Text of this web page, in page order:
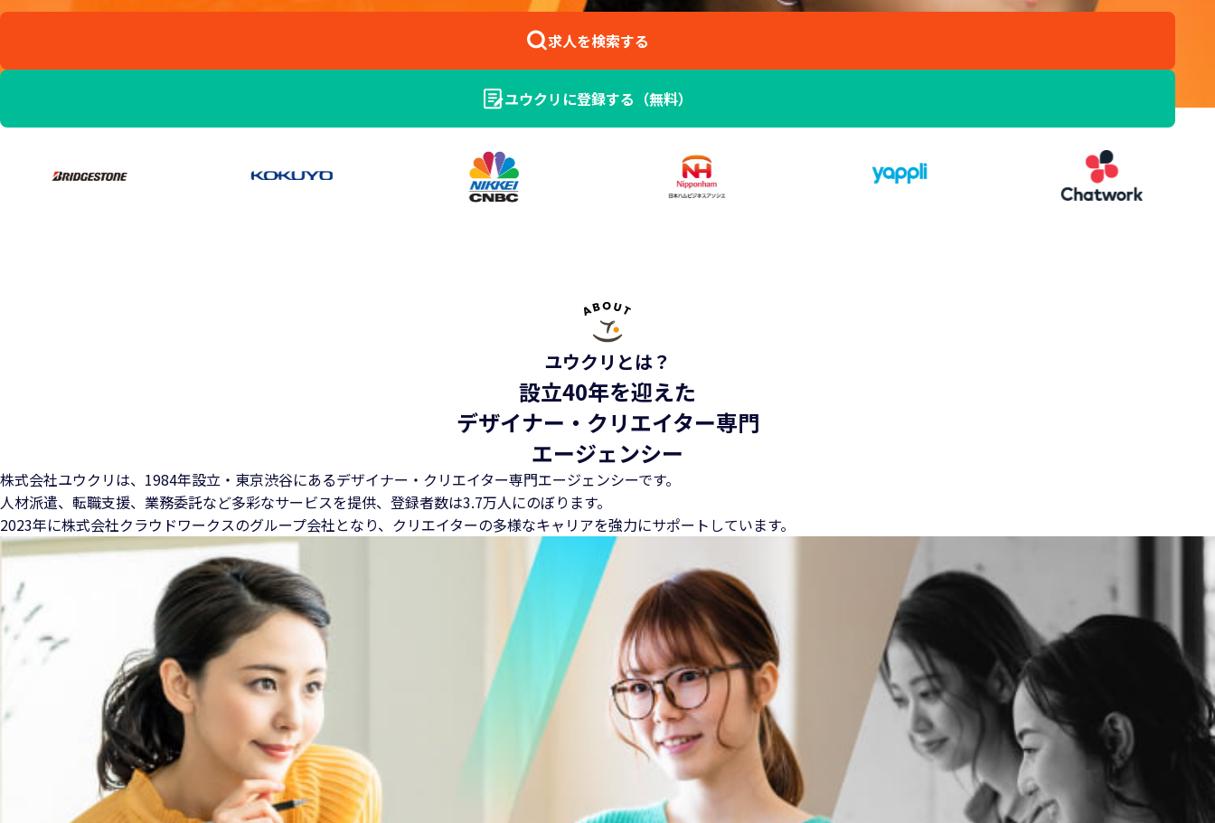
求人を検索する
ユウクリに登録する（無料）
ユウクリとは？
設立40年を迎えた
デザイナー・クリエイター専門
エージェンシー
株式会社ユウクリは、1984年設立・東京渋谷にあるデザイナー・クリエイター専門エージェンシーです。
人材派遣、転職支援、業務委託など多彩なサービスを提供、 登録者数は3.7万人にのぼります。
2023年に株式会社クラウドワークスのグループ会社となり、 クリエイターの多様なキャリアを強力にサポートしています。